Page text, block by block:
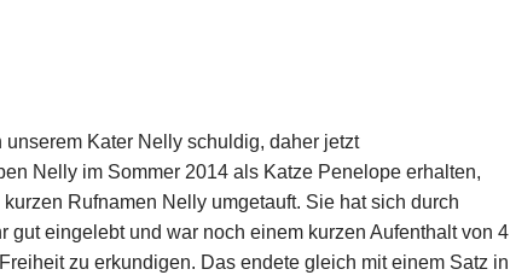
Kater Nelly schuldig, daher jetzt
Nelly im Sommer 2014 als Katze Penelope erhalten,
Rufnamen Nelly umgetauft. Sie hat sich durch
gut eingelebt und war noch einem kurzen Aufenthalt von 4
zu erkundigen. Das endete gleich mit einem Satz in